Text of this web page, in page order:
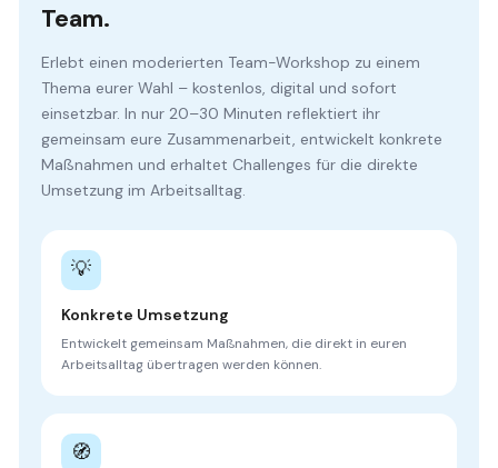
Team.
Erlebt einen moderierten Team-Workshop zu einem
Thema eurer Wahl – kostenlos, digital und sofort
einsetzbar. In nur 20–30 Minuten reflektiert ihr
gemeinsam eure Zusammenarbeit, entwickelt konkrete
Maßnahmen und erhaltet Challenges für die direkte
Umsetzung im Arbeitsalltag.
💡
Konkrete Umsetzung
Entwickelt gemeinsam Maßnahmen, die direkt in euren
Arbeitsalltag übertragen werden können.
🧭